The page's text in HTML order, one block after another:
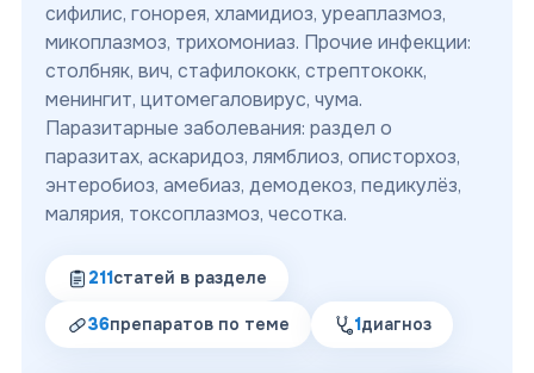
сифилис, гонорея, хламидиоз, уреаплазмоз,
микоплазмоз, трихомониаз. Прочие инфекции:
столбняк, вич, стафилококк, стрептококк,
менингит, цитомегаловирус, чума.
Паразитарные заболевания: раздел о
паразитах, аскаридоз, лямблиоз, описторхоз,
энтеробиоз, амебиаз, демодекоз, педикулёз,
малярия, токсоплазмоз, чесотка.
211статей в разделе
36препаратов по теме 1диагноз